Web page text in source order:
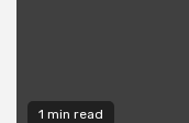
1 min read